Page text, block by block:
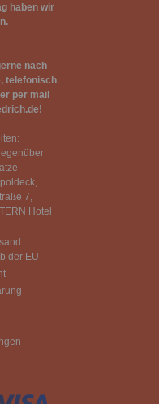
haben wir
nach
telefonisch
per mail
7,
Hotel
der EU